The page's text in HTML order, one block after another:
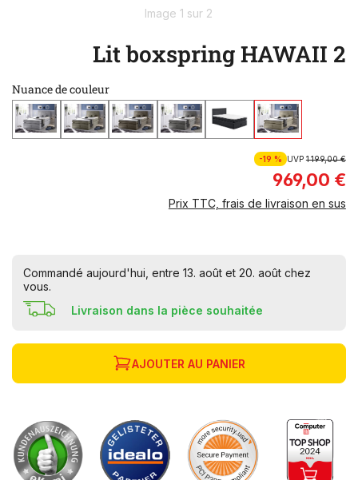
Image 1 sur 2
Lit boxspring HAWAII 2
Nuance de couleur
-19 % UVP1 199,00 €
969,00 €
Prix TTC, frais de livraison en sus
Commandé aujourd'hui, entre 13. août et 20. août chez
vous.
Livraison dans la pièce souhaitée
AJOUTER AU PANIER